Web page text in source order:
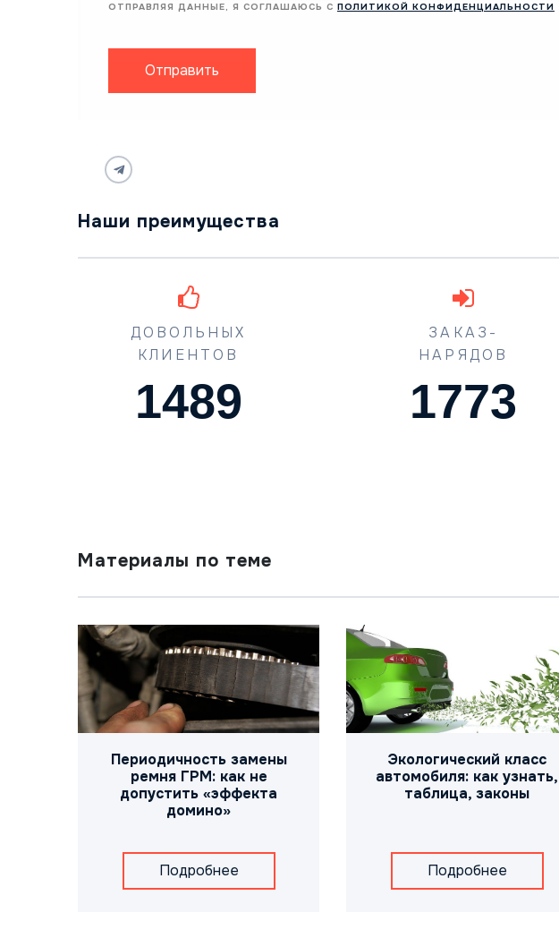
ОТПРАВЛЯЯ ДАННЫЕ, Я СОГЛАШАЮСЬ С ПОЛИТИКОЙ КОНФИДЕНЦИАЛЬНОСТИ
Отправить
Наши преимущества
ДОВОЛЬНЫХ
КЛИЕНТОВ
1489
ЗАКАЗ-
НАРЯДОВ
1773
Материалы по теме
Периодичность замены
ремня ГРМ: как не
допустить «эффекта
домино»
Подробнее
Экологический класс
автомобиля: как узнать,
таблица, законы
Подробнее